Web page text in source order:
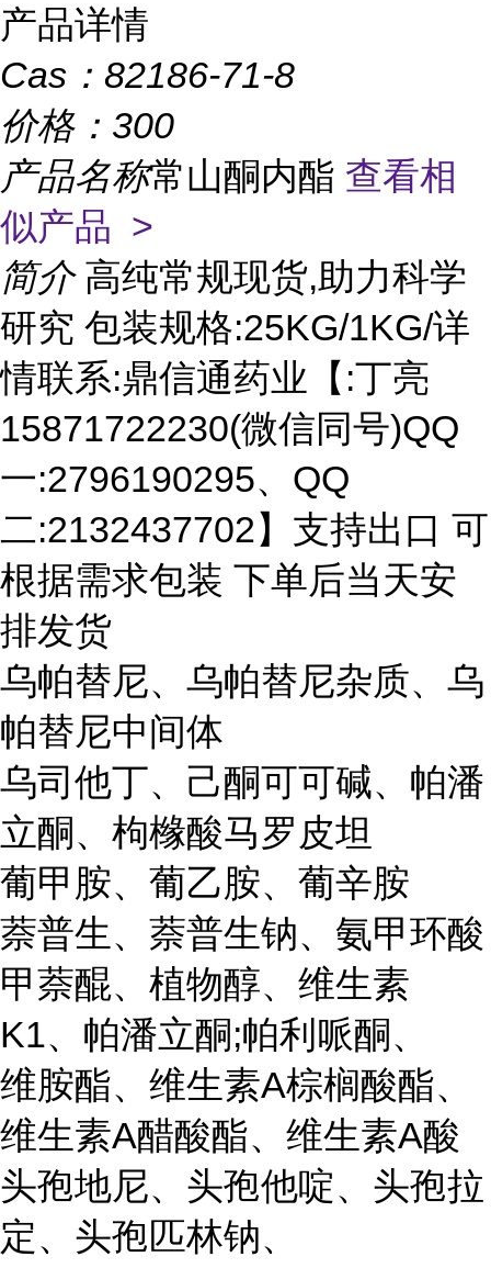
产品详情
Cas： 82186-71-8
价格： 300
产品名称常山酮内酯 查看相
似产品 >
简介 高纯常规现货,助力科学
研究 包装规格:25KG/1KG/详
情联系:鼎信通药业【:丁亮
15871722230(微信同号)QQ
一:2796190295、QQ
二:2132437702】支持出口 可
根据需求包装 下单后当天安
排发货
乌帕替尼、乌帕替尼杂质、乌
帕替尼中间体
乌司他丁、己酮可可碱、帕潘
立酮、枸橼酸马罗皮坦
葡甲胺、葡乙胺、葡辛胺
萘普生、萘普生钠、氨甲环酸
甲萘醌、植物醇、维生素
K1、帕潘立酮;帕利哌酮、
维胺酯、维生素A棕榈酸酯、
维生素A醋酸酯、维生素A酸
头孢地尼、头孢他啶、头孢拉
定、头孢匹林钠、